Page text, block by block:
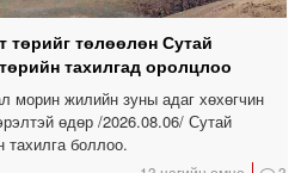
төлөөлөн Сутай
тахилгад оролцлоо
морин жилийн зуны адаг хөхөгчин
өдөр /2026.08.06/ Сутай
тахилга боллоо.